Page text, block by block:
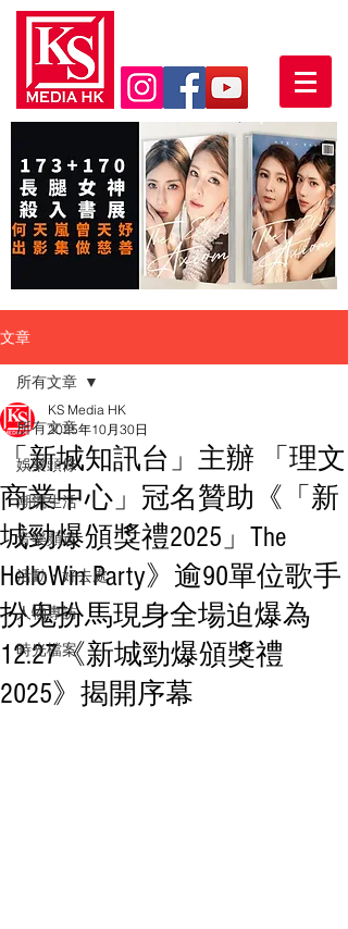
文章
所有文章
娛樂頭條
潮流生活
音樂頻道
活動・好去處
人物專訪
時光檔案
所有文章
「新城知訊台」主辦 「理文
商業中心」冠名贊助《「新
城勁爆頒獎禮2025」The
HelloWin Party》逾90單位歌手
扮鬼扮馬現身全場迫爆為
12.27《新城勁爆頒獎禮
2025》揭開序幕
KS Media HK
2025年10月30日